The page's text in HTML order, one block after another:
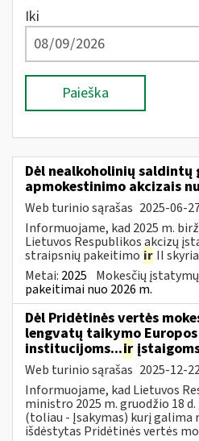
Iki
Paieška
Dėl nealkoholinių saldintų
apmokestinimo akcizais
Web turinio sąrašas 2025-06-
Informuojame, kad 2025 m.
Lietuvos Respublikos akcizų
straipsnių pakeitimo ir II
Metai: 2025 Mokesčių
pakeitimai nuo 2026 m.
Dėl Pridėtinės vertės
lengvatų taikymo
institucijoms...ir
Web turinio sąrašas 2025-12-
Informuojame, kad Lietuvos
ministro 2025 m. gruodžio 18
(toliau - Įsakymas) kurį galima
išdėstytas Pridėtinės vertės